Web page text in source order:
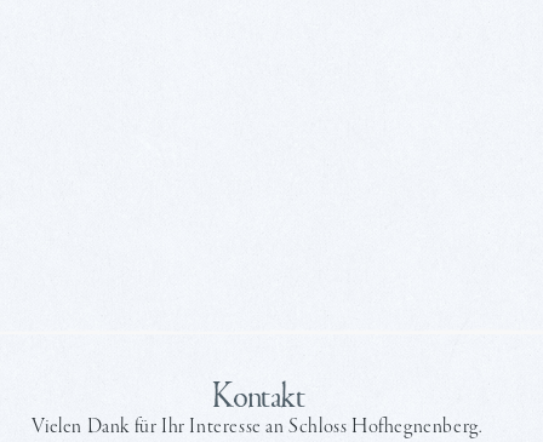
Kontakt
Vielen Dank für Ihr Interesse an Schloss Hofhegnenberg.